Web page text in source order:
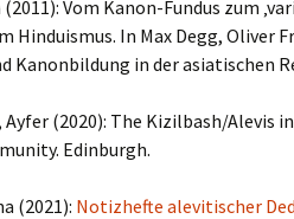
Vom Kanon-Fundus zum
Hinduismus. In Max Degg, Oliver
Kanonbildung in der asiatischen
Ayfer (2020): The Kizilbash/Alevis
Edinburgh.
(2021): Notizhefte alevitischer